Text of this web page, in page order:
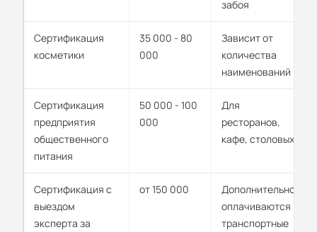
забоя
Сертификация
косметики
35 000 - 80
000
Зависит от
количества
наименований
Сертификация
предприятия
общественного
питания
50 000 - 100
000
Для
ресторанов,
кафе, столовых
Сертификация с
выездом
эксперта за
от 150 000
Дополнительно
оплачиваются
транспортные